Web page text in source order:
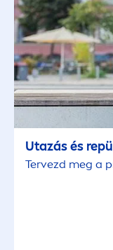
Utazás és
Tervezd meg a